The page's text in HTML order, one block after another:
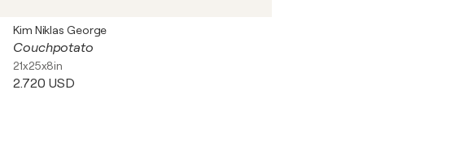
Kim Niklas George
Couchpotato
21x25x8in
2.720 USD